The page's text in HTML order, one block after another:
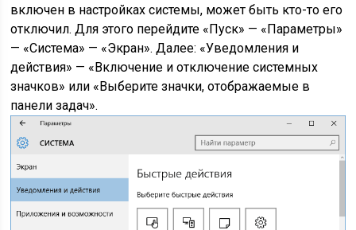
включен в настройках системы, может быть кто-то его
отключил. Для этого перейдите «Пуск» — «Параметры»
— «Система» — «Экран». Далее: «Уведомления и
действия» — «Включение и отключение системных
значков» или «Выберите значки, отображаемые в
панели задач».